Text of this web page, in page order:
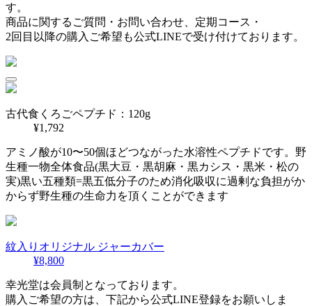
す。
商品に関するご質問・お問い合わせ、定期コース・
2回目以降の購入ご希望も公式LINEで受け付けております。
古代食くろごペプチド：120g
¥1,792
アミノ酸が10〜50個ほどつながった水溶性ペプチドです。野
生種一物全体食品(黒大豆・黒胡麻・黒カシス・黒米・松の
実)黒い五種類=黒五低分子のため消化吸収に過剰な負担がか
からず野生種の生命力を頂くことができます
紋入りオリジナル ジャーカバー
¥8,800
幸光堂は会員制となっております。
購入ご希望の方は、下記から公式LINE登録をお願いしま